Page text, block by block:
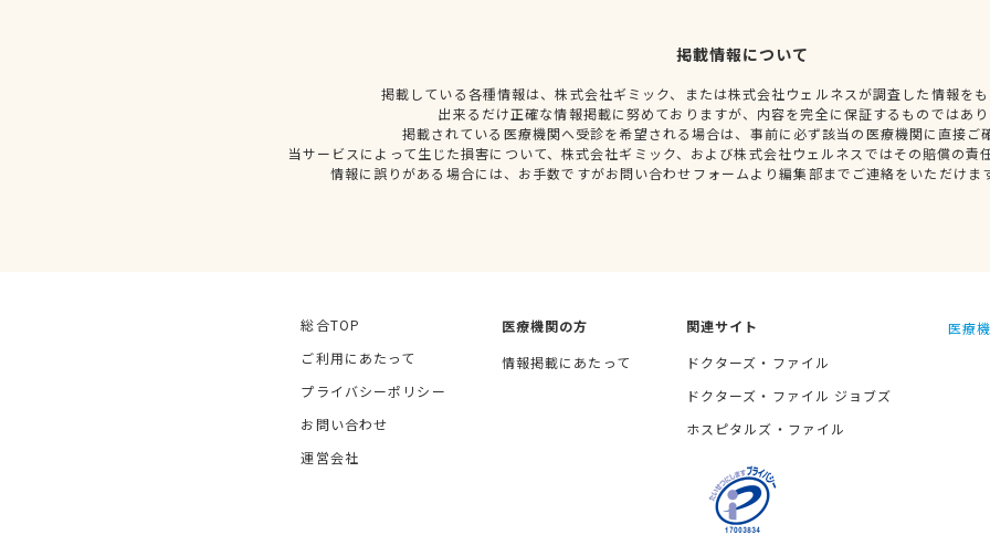
掲載情報について
掲載している各種情報は、株式会社ギミック、または株式会社ウェルネスが調査した情報を
出来るだけ正確な情報掲載に努めておりますが、内容を完全に保証するものではあ
掲載されている医療機関へ受診を希望される場合は、事前に必ず該当の医療機関に直接ご
当サービスによって生じた損害について、株式会社ギミック、および株式会社ウェルネスではその賠償の責
情報に誤りがある場合には、お手数ですがお問い合わせフォームより編集部までご連絡をいただけま
総合TOP
ご利用にあたって
プライバシーポリシー
お問い合わせ
運営会社
医療機関の方
情報掲載にあたって
関連サイト
ドクターズ・ファイル
ドクターズ・ファイル ジョブズ
ホスピタルズ・ファイル
医療